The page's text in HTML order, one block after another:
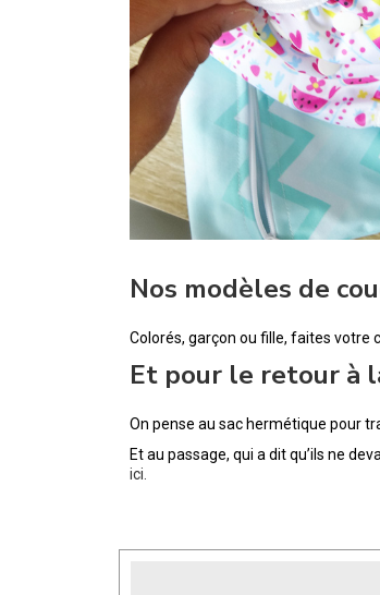
Nos modèles de
Colorés, garçon ou fille, faites votre
Et pour le retour à
On pense au sac hermétique pour
Et au passage, qui a dit qu’ils ne
ici.